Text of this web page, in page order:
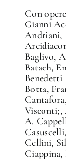
Con
Gianni
Andriani,
Baglivo,
Batach,
Benedetti
Botta,
Visconti;,
A.
Cellini,